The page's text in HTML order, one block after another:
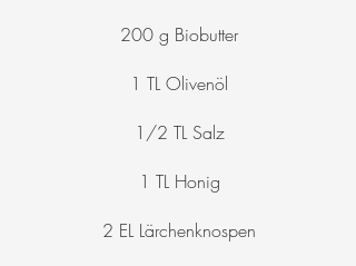
200 g Biobutter
1 TL Olivenöl
1/2 TL Salz
1 TL Honig
2 EL Lärchenknospen